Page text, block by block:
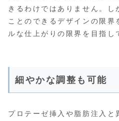
きるわけではありません。し
ことのできるデザインの限界
ルな仕上がりの限界を目指し
細やかな調整も可能
プロテーゼ挿入や脂肪注入と